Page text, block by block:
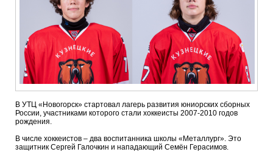
В УТЦ «Новогорск» стартовал лагерь развития юниорских сборных
России, участниками которого стали хоккеисты 2007-2010 годов
рождения.
В числе хоккеистов – два воспитанника школы «Металлург». Это
защитник Сергей Галочкин и нападающий Семён Герасимов.